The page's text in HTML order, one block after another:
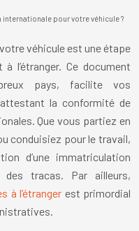
pour votre véhicule ?
véhicule est une étape
l’étranger. Ce document
pays, facilite vos
la conformité de
Que vous partiez en
conduisiez pour le travail,
d’une immatriculation
tracas. Par ailleurs,
à l’étranger est primordial